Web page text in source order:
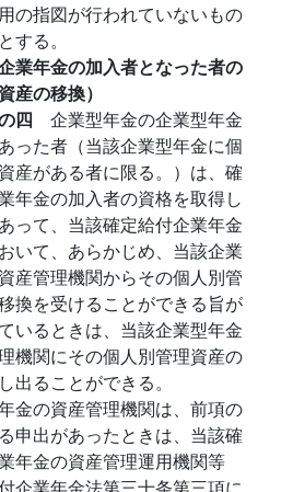
の指図が行われていないもの
する。
業年金の加入者となった者の
産の移換）
四 企業型年金の企業型年金
った者（当該企業型年金に個
産がある者に限る。）は、確
年金の加入者の資格を取得し
って、当該確定給付企業年金
いて、あらかじめ、当該企業
産管理機関からその個人別管
換を受けることができる旨が
いるときは、当該企業型年金
機関にその個人別管理資産の
出ることができる。
金の資産管理機関は、前項の
申出があったときは、当該確
年金の資産管理運用機関等